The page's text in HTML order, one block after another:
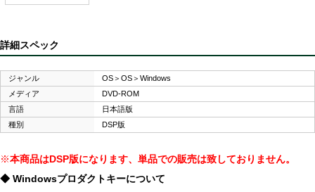
詳細スペック
ジャンル
OS＞OS＞Windows
メディア
DVD-ROM
言語
日本語版
種別
DSP版
※本商品はDSP版になります、単品での販売は致しておりません。
◆ Windowsプロダクトキーについて